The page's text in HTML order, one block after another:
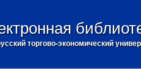
торгово-экономический